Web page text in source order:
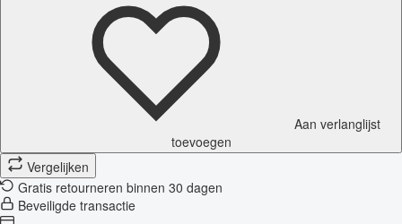
Aan verlanglijst
toevoegen
Vergelijken
Gratis retourneren binnen 30 dagen
Beveiligde transactie